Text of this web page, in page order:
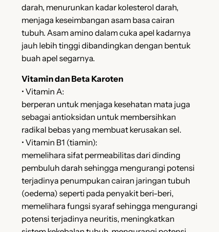
darah, menurunkan kadar kolesterol darah,
menjaga keseimbangan asam basa cairan
tubuh. Asam amino dalam cuka apel kadarnya
jauh lebih tinggi dibandingkan dengan bentuk
buah apel segarnya.
Vitamin dan Beta Karoten
• Vitamin A:
berperan untuk menjaga kesehatan mata juga
sebagai antioksidan untuk membersihkan
radikal bebas yang membuat kerusakan sel.
• Vitamin B1 (tiamin):
memelihara sifat permeabilitas dari dinding
pembuluh darah sehingga mengurangi potensi
terjadinya penumpukan cairan jaringan tubuh
(oedema) seperti pada penyakit beri-beri,
memelihara fungsi syaraf sehingga mengurangi
potensi terjadinya neuritis, meningkatkan